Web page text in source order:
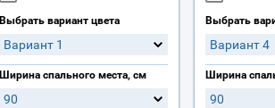
Выбрать вариант цвета
Вариант 1
Ширина спального места, см
90
Выбрать
Вариант 4
Ширина
90